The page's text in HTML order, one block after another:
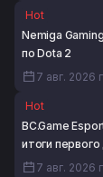
Hot
Nemiga
по Dota 2
7 авг. 2026
Hot
BC.Game
итоги
7 авг. 2026